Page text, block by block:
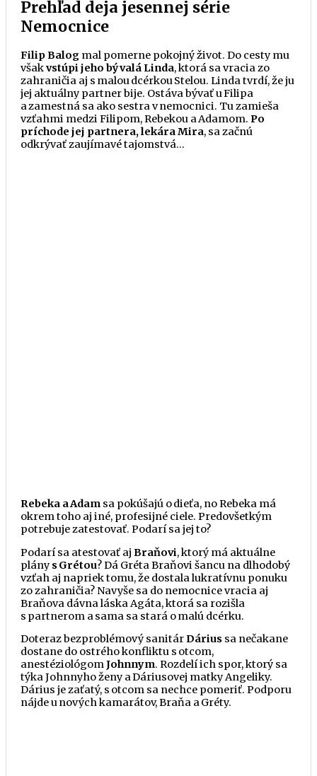
Prehľad deja jesennej série
Nemocnice
Filip Balog mal pomerne pokojnýživot. Do cesty mu
všakvstúpi jeho bývalá Linda, ktorá sa vracia zo
zahraničia aj s malou dcérkou Stelou. Linda tvrdí,žeju
jej aktuálny partner bije. Ostáva bývať u Filipa
a zamestná sa ako sestra v nemocnici. Tu zamieša
vzťahmi medzi Filipom, Rebekou a Adamom. Po
príchode jej partnera, lekára Mira, sa začnú
odkrývať zaujímavé tajomstvá…
Rebeka a Adam sa pokúšajú o dieťa, no Rebeka má
okrem toho aj iné, profesijné ciele. Predovšetkým
potrebuje zatestovať. Podarí sa jej to?
Podarí sa atestovať aj Braňovi, ktorý má aktuálne
plány s Grétou? Dá Gréta Braňovi šancu na dlhodobý
vzťah aj napriek tomu,že dostala lukratívnu ponuku
zo zahraničia? Navyše sa do nemocnice vracia aj
Braňova dávna láska Agáta, ktorá sa rozišla
s partnerom a sama sa stará o malú dcérku.
Doteraz bezproblémový sanitárDárius sa nečakane
dostane do ostrého konfliktu s otcom,
anestéziológomJohnnym. Rozdelí ich spor, ktorý sa
týka Johnnyhoženy a Dáriusovej matky Angeliky.
Dárius je zaťatý, s otcom sa nechce pomeriť. Podporu
nájde u nových kamarátov, Braňa a Gréty.